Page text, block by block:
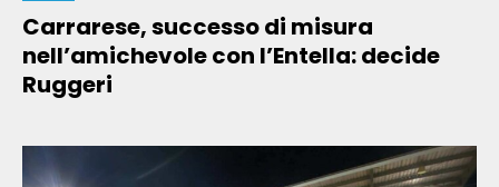
Carrarese, successo di misura
nell’amichevole con l’Entella: decide
Ruggeri